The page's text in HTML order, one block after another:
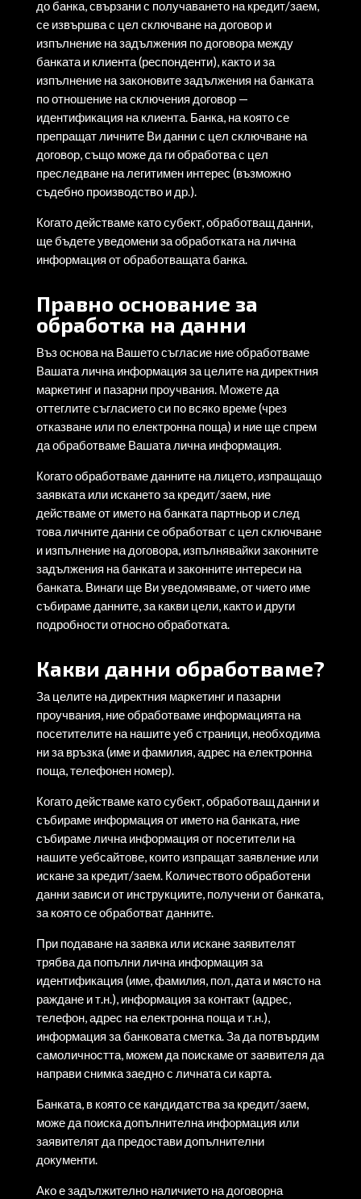
до банка, свързани с получаването на кредит/заем,
се извършва с цел сключване на договор и
изпълнение на задължения по договора между
банката и клиента (респонденти), както и за
изпълнение на законовите задължения на банката
по отношение на сключения договор —
идентификация на клиента. Банка, на която се
препращат личните Ви данни с цел сключване на
договор, също може да ги обработва с цел
преследване на легитимен интерес (възможно
съдебно производство и др.).
Когато действаме като субект, обработващ данни,
ще бъдете уведомени за обработката на лична
информация от обработващата банка.
Правно основание за
обработка на данни
Въз основа на Вашето съгласие ние обработваме
Вашата лична информация за целите на директния
маркетинг и пазарни проучвания. Можете да
оттеглите съгласието си по всяко време (чрез
отказване или по електронна поща) и ние ще спрем
да обработваме Вашата лична информация.
Когато обработваме данните на лицето, изпращащо
заявката или искането за кредит/заем, ние
действаме от името на банката партньор и след
това личните данни се обработват с цел сключване
и изпълнение на договора, изпълнявайки законните
задължения на банката и законните интереси на
банката. Винаги ще Ви уведомяваме, от чието име
събираме данните, за какви цели, както и други
подробности относно обработката.
Какви данни обработваме?
За целите на директния маркетинг и пазарни
проучвания, ние обработваме информацията на
посетителите на нашите уеб страници, необходима
ни за връзка (име и фамилия, адрес на електронна
поща, телефонен номер).
Когато действаме като субект, обработващ данни и
събираме информация от името на банката, ние
събираме лична информация от посетители на
нашите уебсайтове, които изпращат заявление или
искане за кредит/заем. Количеството обработени
данни зависи от инструкциите, получени от банката,
за която се обработват данните.
При подаване на заявка или искане заявителят
трябва да попълни лична информация за
идентификация (име, фамилия, пол, дата и място на
раждане и т.н.), информация за контакт (адрес,
телефон, адрес на електронна поща и т.н.),
информация за банковата сметка. За да потвърдим
самоличността, можем да поискаме от заявителя да
направи снимка заедно с личната си карта.
Банката, в която се кандидатства за кредит/заем,
може да поиска допълнителна информация или
заявителят да предостави допълнителни
документи.
Ако е задължително наличието на договорна